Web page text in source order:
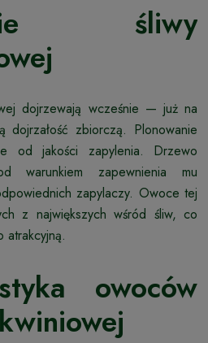
śliwy
dojrzewają wcześnie — już na
dojrzałość zbiorczą. Plonowanie
od jakości zapylenia. Drzewo
warunkiem zapewnienia mu
zapylaczy. Owoce tej
z największych wśród śliw, co
atrakcyjną.
owoców